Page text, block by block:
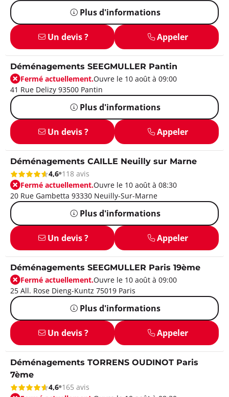
Plus d'informations
Un devis ? Appeler
Déménagements SEEGMULLER Pantin
Fermé actuellement.Ouvre le 10 août à 09:00
41 Rue Delizy 93500 Pantin
Plus d'informations
Un devis ? Appeler
Déménagements CAILLE Neuilly sur Marne
4,6 118 avis
Fermé actuellement.Ouvre le 10 août à 08:30
20 Rue Gambetta 93330 Neuilly-Sur-Marne
Plus d'informations
Un devis ? Appeler
Déménagements SEEGMULLER Paris 19ème
Fermé actuellement.Ouvre le 10 août à 09:00
25 All. Rose Dieng-Kuntz 75019 Paris
Plus d'informations
Un devis ? Appeler
Déménagements TORRENS OUDINOT Paris
7ème
4,6 165 avis